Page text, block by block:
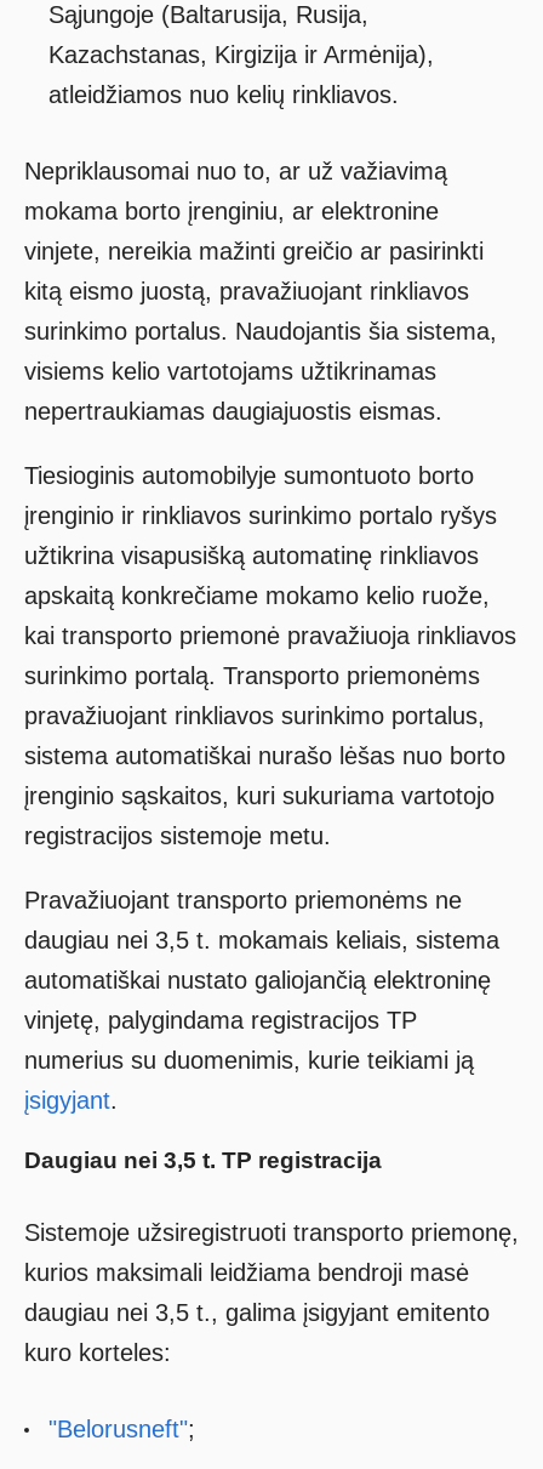
Sąjungoje (Baltarusija, Rusija,
Kazachstanas, Kirgizija ir Armėnija),
atleidžiamos nuo kelių rinkliavos.
Nepriklausomai nuo to, ar už važiavimą
mokama borto įrenginiu, ar elektronine
vinjete, nereikia mažinti greičio ar pasirinkti
kitą eismo juostą, pravažiuojant rinkliavos
surinkimo portalus. Naudojantis šia sistema,
visiems kelio vartotojams užtikrinamas
nepertraukiamas daugiajuostis eismas.
Tiesioginis automobilyje sumontuoto borto
įrenginio ir rinkliavos surinkimo portalo ryšys
užtikrina visapusišką automatinę rinkliavos
apskaitą konkrečiame mokamo kelio ruože,
kai transporto priemonė pravažiuoja rinkliavos
surinkimo portalą. Transporto priemonėms
pravažiuojant rinkliavos surinkimo portalus,
sistema automatiškai nurašo lėšas nuo borto
įrenginio sąskaitos, kuri sukuriama vartotojo
registracijos sistemoje metu.
Pravažiuojant transporto priemonėms ne
daugiau nei 3,5 t. mokamais keliais, sistema
automatiškai nustato galiojančią elektroninę
vinjetę, palygindama registracijos TP
numerius su duomenimis, kurie teikiami ją
įsigyjant.
Daugiau nei 3,5 t. TP registracija
Sistemoje užsiregistruoti transporto priemonę,
kurios maksimali leidžiama bendroji masė
daugiau nei 3,5 t., galima įsigyjant emitento
kuro korteles:
"Belorusneft";